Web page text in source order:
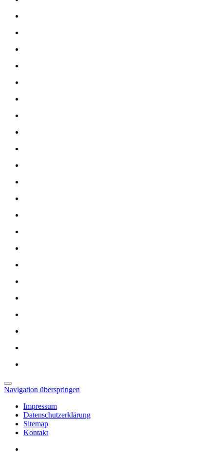
Navigation überspringen
Impressum
Datenschutzerklärung
Sitemap
Kontakt